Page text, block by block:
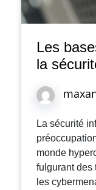
Les
la
La sécurité
monde
fulgurant des
les